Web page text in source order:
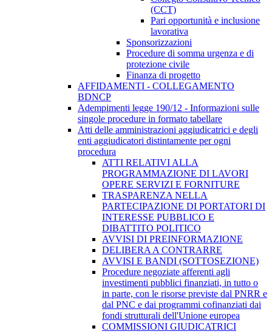
(CCT)
Pari opportunità e inclusione
lavorativa
Sponsorizzazioni
Procedure di somma urgenza e di
protezione civile
Finanza di progetto
AFFIDAMENTI - COLLEGAMENTO
BDNCP
Adempimenti legge 190/12 - Informazioni sulle
singole procedure in formato tabellare
Atti delle amministrazioni aggiudicatrici e degli
enti aggiudicatori distintamente per ogni
procedura
ATTI RELATIVI ALLA
PROGRAMMAZIONE DI LAVORI
OPERE SERVIZI E FORNITURE
TRASPARENZA NELLA
PARTECIPAZIONE DI PORTATORI DI
INTERESSE PUBBLICO E
DIBATTITO POLITICO
AVVISI DI PREINFORMAZIONE
DELIBERA A CONTRARRE
AVVISI E BANDI (SOTTOSEZIONE)
Procedure negoziate afferenti agli
investimenti pubblici finanziati, in tutto o
in parte, con le risorse previste dal PNRR e
dal PNC e dai programmi cofinanziati dai
fondi strutturali dell'Unione europea
COMMISSIONI GIUDICATRICI